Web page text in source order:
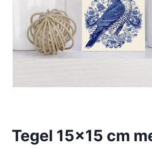
Tegel 15×15 cm